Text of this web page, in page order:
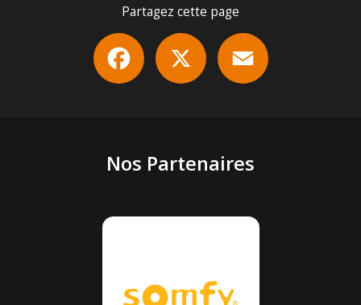
Partagez cette page
Facebook
Nos Partenaires